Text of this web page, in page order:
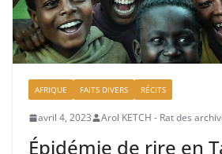
AFRIQUE FAITS DIVERS RÉCITS
avril 4, 2023 Arol KETCH - Rat des
Épidémie de rire en